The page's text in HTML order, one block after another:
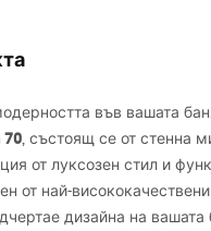
за баня
във вашата
70, състоящ се от стенна
от луксозен стил и
от най-
дизайна на